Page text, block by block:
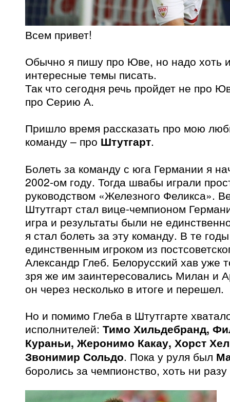
Всем привет!
Обычно я пишу про Юве, но надо хоть
интересные темы писать.
Так что сегодня речь пройдет не про
про Серию А.
Пришло время рассказать про мою
команду – про Штутгарт.
Болеть за команду с юга Германии я
2002-ом году. Тогда швабы играли
руководством «Железного Феликса».
Штутгарт стал вице-чемпионом
игра и результаты были не
я стал болеть за эту команду. В те
единственным игроком из
Александр Глеб. Белорусский хав уже
зря же им заинтересовались Милан и
он через несколько в итоге и перешел.
Но и помимо Глеба в Штутгарте
исполнителей: Тимо Хильдебранд,
Кураньи, Жеронимо Какау, Хорст
Звонимир Сольдо. Пока у руля был
боролись за чемпионство, хоть ни